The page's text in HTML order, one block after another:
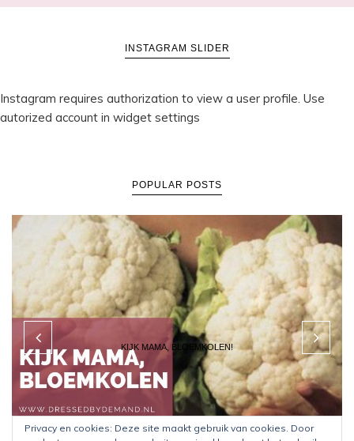
INSTAGRAM SLIDER
Instagram requires authorization to view a user profile. Use
autorized account in widget settings
POPULAR POSTS
KIJK MAMA, BLOEMKOLEN!
Privacy en cookies: Deze site maakt gebruik van cookies. Door